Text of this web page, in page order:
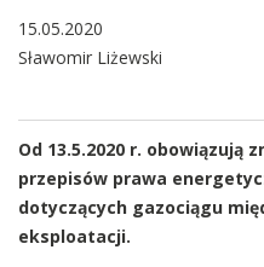
15.05.2020
Sławomir Liżewski
Od 13.5.2020 r. obowiązują
przepisów prawa
dotyczących gazociągu
eksploatacji.